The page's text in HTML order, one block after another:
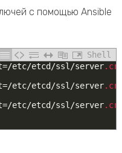
с помощью Ansible
Shell
=/etc/etcd /ssl /server.crt
=/etc/etcd /ssl /server.crt
=/etc/etcd /ssl /server.crt